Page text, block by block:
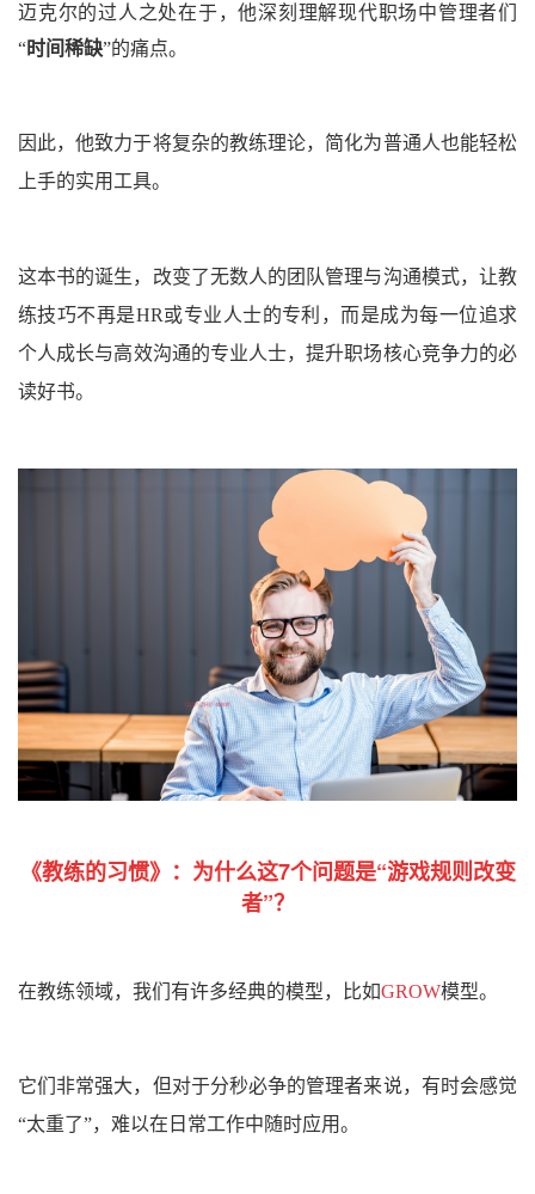
迈克尔的过人之处在于，他深刻理解现代职场中管理者们
“时间稀缺”的痛点。
因此，他致力于将复杂的教练理论，简化为普通人也能轻松
上手的实用工具。
这本书的诞生，改变了无数人的 团队管理与沟通模式，让教
练技巧不再是HR或专业人士的专利，而是成为每一位追求
个人成长与高效沟通的专业人士，提升职场核心竞争力的必
读好书。
《教练的习惯》： 为什么这7个问题是“游戏规则改变
者”？
在教练领域，我们有许多经典的模型，比如GROW模型。
它们非常强大，但对于分秒必争的管理者来说，有时会感觉
“太重了”，难以在日常工作中随时应用。